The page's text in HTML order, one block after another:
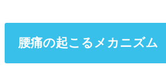
腰痛の起こるメカニズム